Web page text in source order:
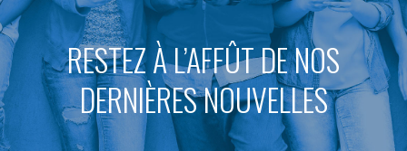
RESTEZ À L’AFFÛT DE NOS
DERNIÈRES NOUVELLES